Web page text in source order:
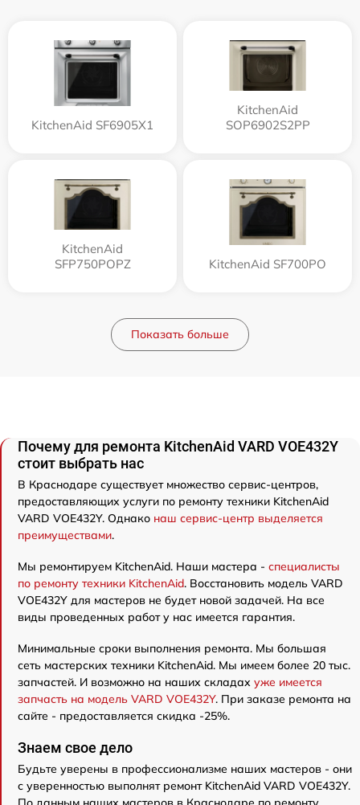
KitchenAid SF6905X1
KitchenAid
SOP6902S2PP
KitchenAid
SFP750POPZ
KitchenAid SF700PO
Показать больше
Почему для ремонта KitchenAid VARD VOE432Y
стоит выбрать нас
В Краснодаре существует множество сервис-центров,
предоставляющих услуги по ремонту техники KitchenAid
VARD VOE432Y. Однако наш сервис-центр выделяется
преимуществами.
Мы ремонтируем KitchenAid. Наши мастера - специалисты
по ремонту техники KitchenAid. Восстановить модель VARD
VOE432Y для мастеров не будет новой задачей. На все
виды проведенных работ у нас имеется гарантия.
Минимальные сроки выполнения ремонта. Мы большая
сеть мастерских техники KitchenAid. Мы имеем более 20 тыс.
запчастей. И возможно на наших складах уже имеется
запчасть на модель VARD VOE432Y. При заказе ремонта на
сайте - предоставляется скидка -25%.
Знаем свое дело
Будьте уверены в профессионализме наших мастеров - они
с уверенностью выполнят ремонт KitchenAid VARD VOE432Y.